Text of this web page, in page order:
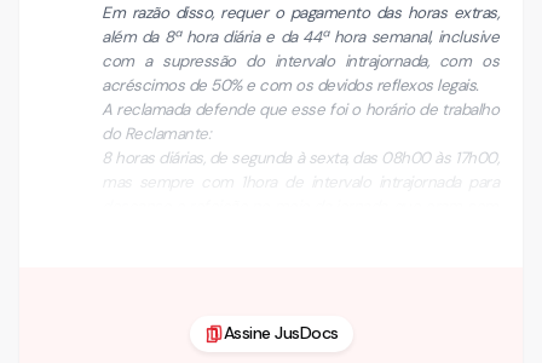
Em razão disso, requer o pagamento das horas extras,
além da 8ª hora diária e da 44ª hora semanal, inclusive
com a supressão do intervalo intrajornada, com os
acréscimos de 50% e com os devidos reflexos legais.
A reclamada defende que esse foi o horário de trabalho
do Reclamante:
8 horas diárias, de segunda à sexta, das 08h00 às 17h00,
mas sempre com 1hora de intervalo intrajornada para
Assine JusDocs